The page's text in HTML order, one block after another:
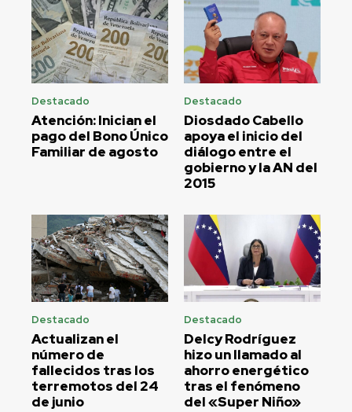
Destacado
Atención: Inician el
pago del Bono Único
Familiar de agosto
Destacado
Diosdado Cabello
apoya el inicio del
diálogo entre el
gobierno y la AN del
2015
Destacado
Actualizan el
número de
fallecidos tras los
terremotos del 24
de junio
Destacado
Delcy Rodríguez
hizo un llamado al
ahorro energético
tras el fenómeno
del «Super Niño»